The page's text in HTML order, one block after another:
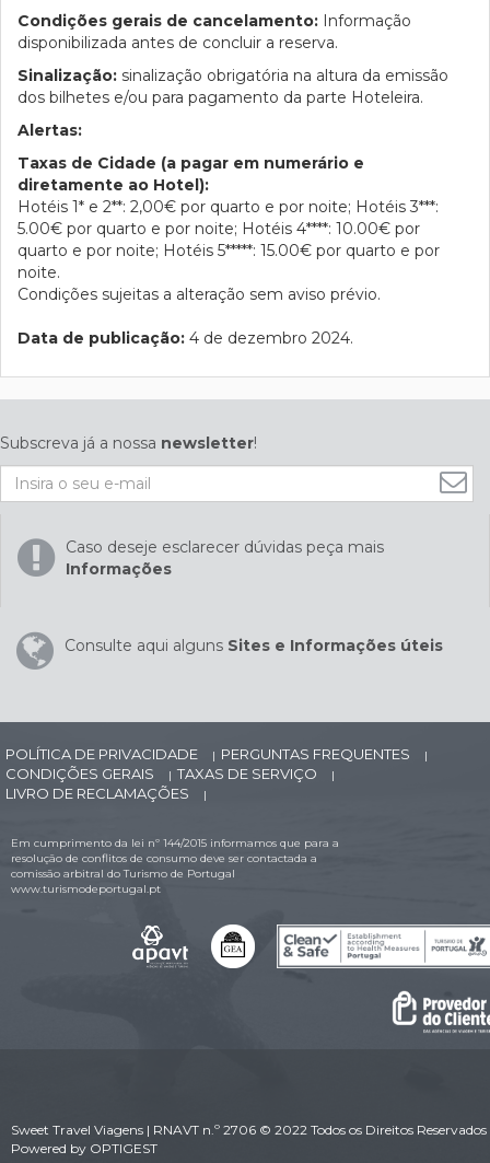
Condições gerais de cancelamento: Informação
disponibilizada antes de concluir a reserva.
Sinalização: sinalização obrigatória na altura da emissão
dos bilhetes e/ou para pagamento da parte Hoteleira.
Alertas:
Taxas de Cidade (a pagar em numerário e
diretamente ao Hotel):
Hotéis 1* e 2**: 2,00€ por quarto e por noite; Hotéis 3***:
5.00€ por quarto e por noite; Hotéis 4****: 10.00€ por
quarto e por noite; Hotéis 5*****: 15.00€ por quarto e por
noite.
Condições sujeitas a alteração sem aviso prévio.
Data de publicação: 4 de dezembro 2024.
Subscreva já a nossa newsletter!
Caso deseje esclarecer dúvidas peça mais
Informações
Consulte aqui alguns Sites e Informações úteis
POLÍTICA DE PRIVACIDADE | PERGUNTAS FREQUENTES |
CONDIÇÕES GERAIS | TAXAS DE SERVIÇO |
LIVRO DE RECLAMAÇÕES |
Em cumprimento da lei nº 144/2015 informamos que para a
resolução de conflitos de consumo deve ser contactada a
comissão arbitral do Turismo de Portugal
www.turismodeportugal.pt
Sweet Travel Viagens | RNAVT n.º 2706 © 2022 Todos os Direitos Reservados
Powered by OPTIGEST